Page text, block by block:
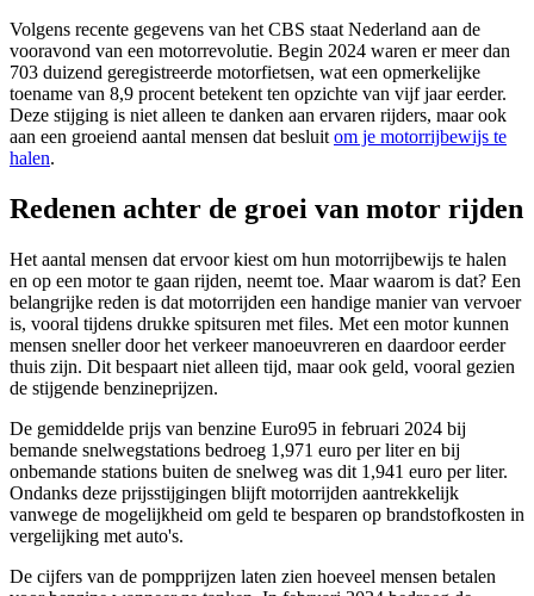
Volgens recente gegevens van het CBS staat Nederland aan de
vooravond van een motorrevolutie. Begin 2024 waren er meer dan
703 duizend geregistreerde motorfietsen, wat een opmerkelijke
toename van 8,9 procent betekent ten opzichte van vijf jaar eerder.
Deze stijging is niet alleen te danken aan ervaren rijders, maar ook
aan een groeiend aantal mensen dat besluit om je motorrijbewijs te
halen.
Redenen achter de groei van motor rijden
Het aantal mensen dat ervoor kiest om hun motorrijbewijs te halen
en op een motor te gaan rijden, neemt toe. Maar waarom is dat? Een
belangrijke reden is dat motorrijden een handige manier van vervoer
is, vooral tijdens drukke spitsuren met files. Met een motor kunnen
mensen sneller door het verkeer manoeuvreren en daardoor eerder
thuis zijn. Dit bespaart niet alleen tijd, maar ook geld, vooral gezien
de stijgende benzineprijzen.
De gemiddelde prijs van benzine Euro95 in februari 2024 bij
bemande snelwegstations bedroeg 1,971 euro per liter en bij
onbemande stations buiten de snelweg was dit 1,941 euro per liter.
Ondanks deze prijsstijgingen blijft motorrijden aantrekkelijk
vanwege de mogelijkheid om geld te besparen op brandstofkosten in
vergelijking met auto's.
De cijfers van de pompprijzen laten zien hoeveel mensen betalen